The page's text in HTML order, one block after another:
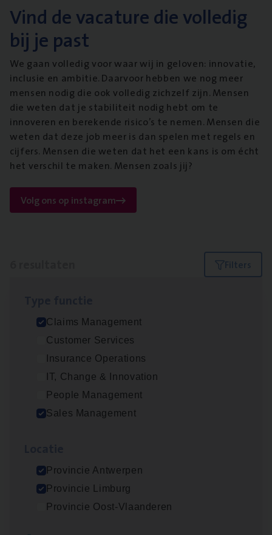
Vind de vacature die volledig
bij je past
We gaan volledig voor waar wij in geloven: innovatie,
inclusie en ambitie. Daarvoor hebben we nog meer
mensen nodig die ook volledig zichzelf zijn. Mensen
die weten dat je stabiliteit nodig hebt om te
innoveren en berekende risico’s te nemen. Mensen die
weten dat deze job meer is dan spelen met regels en
cijfers. Mensen die weten dat het een kans is om écht
het verschil te maken. Mensen zoals jij?
Volg ons op instagram
Filters
Claims Management
Customer Services
Insurance Operations
IT, Change & Innovation
People Management
Sales Management
Provincie Antwerpen
Provincie Limburg
Provincie Oost-Vlaanderen
Busi­ness Mana­ger Mari­ne Cargo
People Management, Sales Management
Antwerpen
Claims­hand­ler Fleet&
Cor­po­ra­te Insu­ran­ce Bro­ker Property